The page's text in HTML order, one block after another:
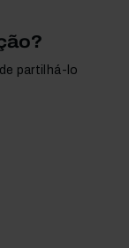
partilhá-lo